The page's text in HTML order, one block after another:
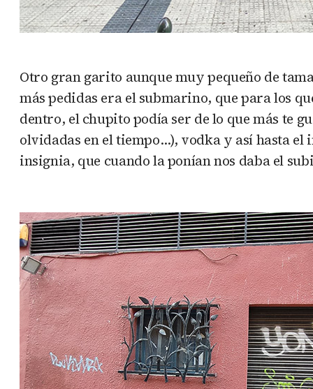
Otro gran garito aunque muy pequeño de
más pedidas era el submarino, que para los
dentro, el chupito podía ser de lo que más te
olvidadas en el tiempo…), vodka y así hasta
insignia, que cuando la ponían nos daba el